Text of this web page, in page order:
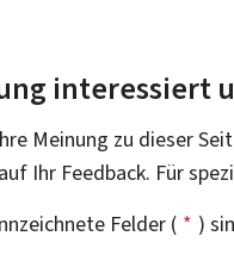
interessiert
Meinung zu dieser
Ihr Feedback. Für
Felder ( * )